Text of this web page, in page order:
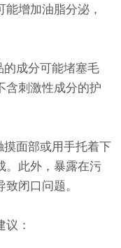
增加油脂分泌，
成分可能堵塞毛
含刺激性成分的护
面部或用手托着下
。此外，暴露在污
闭口问题。
：